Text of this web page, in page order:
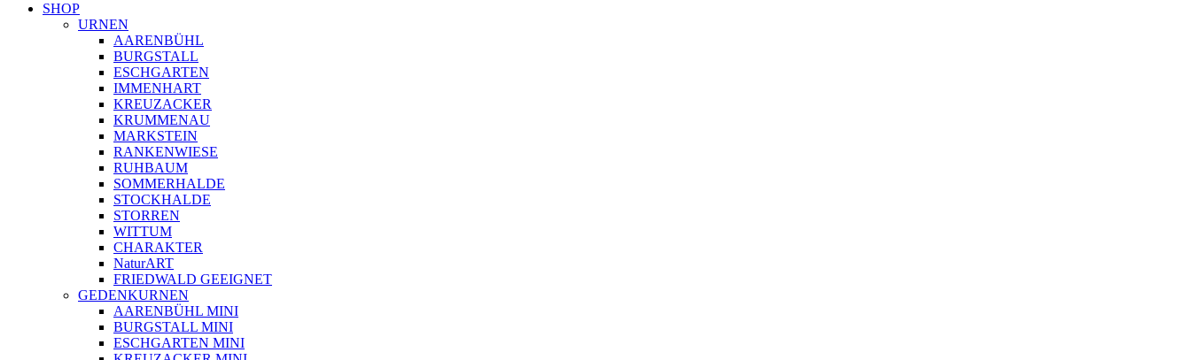
SHOP
URNEN
AARENBÜHL
BURGSTALL
ESCHGARTEN
IMMENHART
KREUZACKER
KRUMMENAU
MARKSTEIN
RANKENWIESE
RUHBAUM
SOMMERHALDE
STOCKHALDE
STORREN
WITTUM
CHARAKTER
NaturART
FRIEDWALD GEEIGNET
GEDENKURNEN
AARENBÜHL MINI
BURGSTALL MINI
ESCHGARTEN MINI